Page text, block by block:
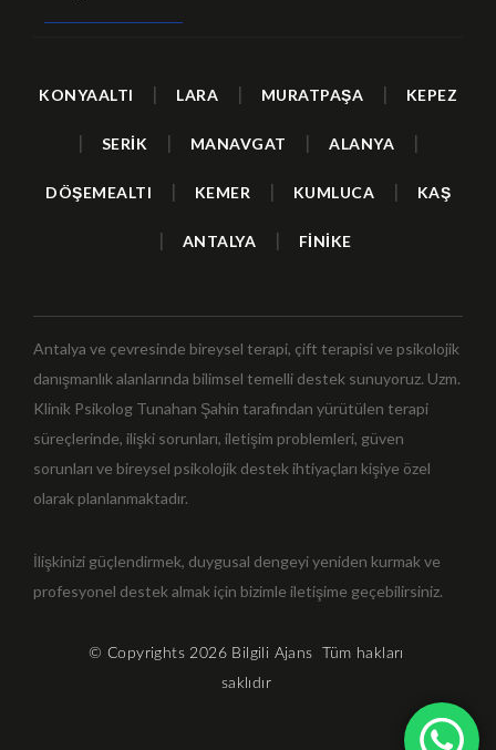
KONYAALTI LARA MURATPAŞA KEPEZ
SERİK MANAVGAT ALANYA
DÖŞEMEALTI KEMER KUMLUCA KAŞ
ANTALYA FİNİKE
Antalya ve çevresinde bireysel terapi, çift terapisi ve psikolojik
danışmanlık alanlarında bilimsel temelli destek sunuyoruz. Uzm.
Klinik Psikolog Tunahan Şahin tarafından yürütülen terapi
süreçlerinde, ilişki sorunları, iletişim problemleri, güven
sorunları ve bireysel psikolojik destek ihtiyaçları kişiye özel
olarak planlanmaktadır.
İlişkinizi güçlendirmek, duygusal dengeyi yeniden kurmak ve
profesyonel destek almak için bizimle iletişime geçebilirsiniz.
© Copyrights 2026 Bilgili Ajans Tüm hakları
saklıdır